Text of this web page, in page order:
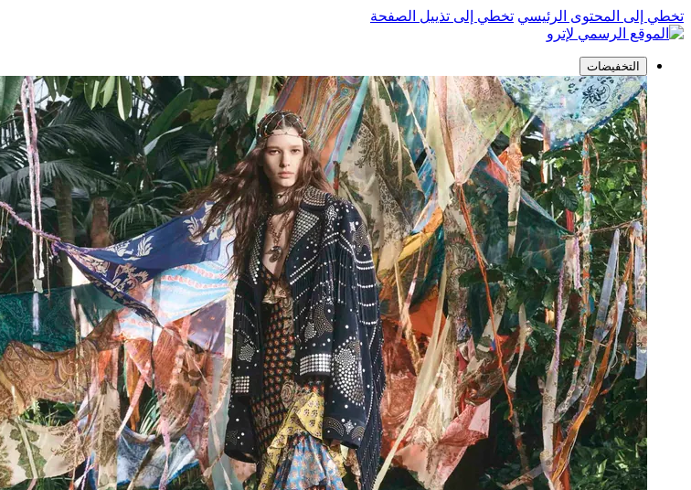
تخطي إلى المحتوى الرئيسي تخطي إلى تذييل الصفحة
التخفيضات